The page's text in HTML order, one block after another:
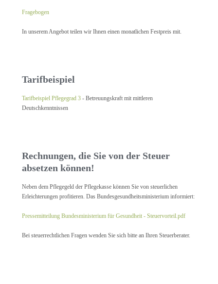
Fragebogen
In unserem Angebot teilen wir Ihnen einen monatlichen Festpreis mit.
Tarifbeispiel
Tarifbeispiel Pflegegrad 3 - Betreuungskraft mit mittleren
Deutschkenntnissen
Rechnungen, die Sie von der Steuer
absetzen können!
Neben dem Pflegegeld der Pflegekasse können Sie von steuerlichen
Erleichterungen profitieren. Das Bundesgesundheitsministerium informiert:
Pressemitteilung Bundesministerium für Gesundheit - Steuervorteil.pdf
Bei steuerrechtlichen Fragen wenden Sie sich bitte an Ihren Steuerberater.